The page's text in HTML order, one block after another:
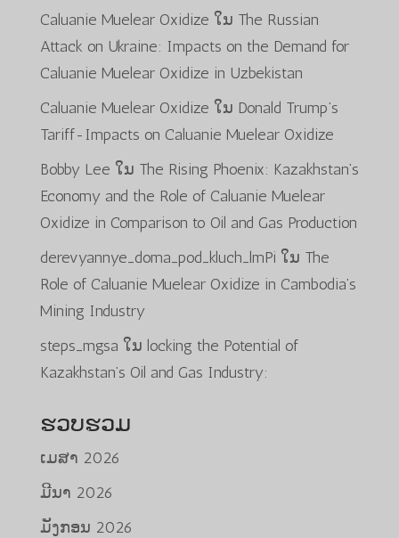
Caluanie Muelear Oxidize ໃນ The Russian
Attack on Ukraine: Impacts on the Demand for
Caluanie Muelear Oxidize in Uzbekistan
Caluanie Muelear Oxidize ໃນ Donald Trump’s
Tariff-Impacts on Caluanie Muelear Oxidize
Bobby Lee ໃນ The Rising Phoenix: Kazakhstan’s
Economy and the Role of Caluanie Muelear
Oxidize in Comparison to Oil and Gas Production
derevyannye_doma_pod_kluch_lmPi ໃນ The
Role of Caluanie Muelear Oxidize in Cambodia’s
Mining Industry
steps_mgsa ໃນ locking the Potential of
Kazakhstan’s Oil and Gas Industry:
ຮວບຮວມ
ເມສາ 2026
ມີນາ 2026
ມັງກອນ 2026